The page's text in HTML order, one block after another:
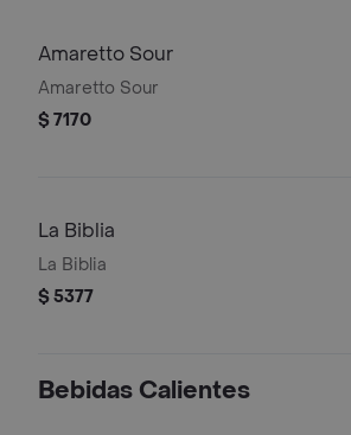
Amaretto Sour
Amaretto Sour
$ 7170
La Biblia
La Biblia
$ 5377
Bebidas Calientes